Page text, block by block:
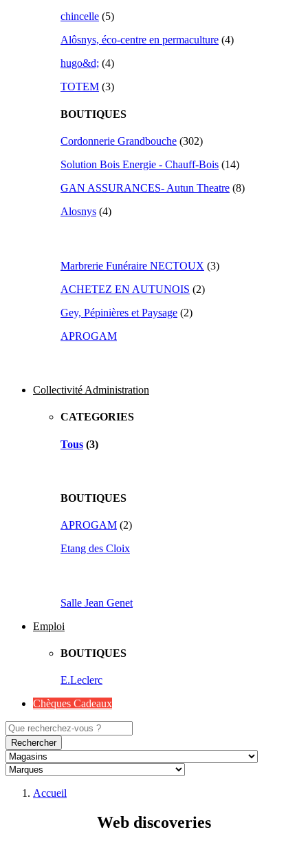
chincelle (5)
Alôsnys, éco-centre en permaculture (4)
hugo&d; (4)
TOTEM (3)
BOUTIQUES
Cordonnerie Grandbouche (302)
Solution Bois Energie - Chauff-Bois (14)
GAN ASSURANCES- Autun Theatre (8)
Alosnys (4)
Marbrerie Funéraire NECTOUX (3)
ACHETEZ EN AUTUNOIS (2)
Gey, Pépinières et Paysage (2)
APROGAM
Collectivité Administration
CATEGORIES
Tous (3)
BOUTIQUES
APROGAM (2)
Etang des Cloix
Salle Jean Genet
Emploi
BOUTIQUES
E.Leclerc
Chèques Cadeaux
Rechercher
Accueil
Web discoveries